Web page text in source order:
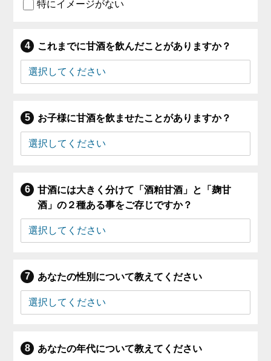
特にイメージがない
これまでに甘酒を飲んだことがありますか？
お子様に甘酒を飲ませたことがありますか？
甘酒には大きく分けて「酒粕甘酒」と「麹甘
酒」の２種ある事をご存じですか？
あなたの性別について教えてください
あなたの年代について教えてください